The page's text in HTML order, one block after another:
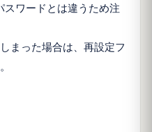
ワードとは違うため注
まった場合は、再設定フ